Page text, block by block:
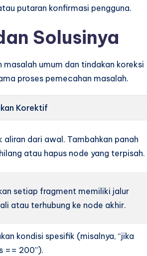
putaran konfirmasi pengguna.
Solusinya
umum dan tindakan koreksi
proses pemecahan masalah.
Korektif
aliran dari awal. Tambahkan panah
atau hapus node yang terpisah.
setiap fragment memiliki jalur
atau terhubung ke node akhir.
kondisi spesifik (misalnya, “jika
== 200”).